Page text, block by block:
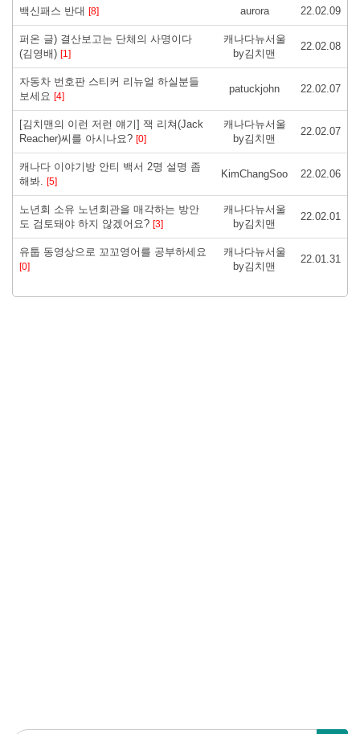
백신패스 반대 [8] aurora 22.02.09
퍼온 글) 결산보고는 단체의 사명이다
(김영배) [1]
캐나다뉴서울
by김치맨
22.02.08
자동차 번호판 스티커 리뉴얼 하실분들
보세요 [4]
patuckjohn 22.02.07
[김치맨의 이런 저런 얘기] 잭 리쳐(Jack
Reacher)씨를 아시나요? [0]
캐나다뉴서울
by김치맨
22.02.07
캐나다 이야기방 안티 백서 2명 설명 좀
해봐. [5]
KimChangSoo 22.02.06
노년회 소유 노년회관을 매각하는 방안
도 검토돼야 하지 않겠어요? [3]
캐나다뉴서울
by김치맨
22.02.01
유툽 동영상으로 꼬꼬영어를 공부하세요
[0]
캐나다뉴서울
by김치맨
22.01.31